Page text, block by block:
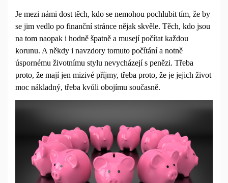
Je mezi námi dost těch, kdo se nemohou pochlubit tím, že by
se jim vedlo po finanční stránce nějak skvěle. Těch, kdo jsou
na tom naopak i hodně špatně a musejí počítat každou
korunu. A někdy i navzdory tomuto počítání a notně
úspornému životnímu stylu nevycházejí s penězi. Třeba
proto, že mají jen mizivé příjmy, třeba proto, že je jejich život
moc nákladný, třeba kvůli obojímu současně.